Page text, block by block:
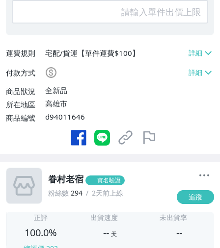
運費規則
宅配/貨運【單件運費$100】
付款方式
商品狀況
全新品
所在地區
高雄市
商品編號
d94011646
眷村老宿 實名驗證
粉絲數 294 2天前上線 追蹤
正評
100.0%
出貨速度
-- 天
未出貨率
--